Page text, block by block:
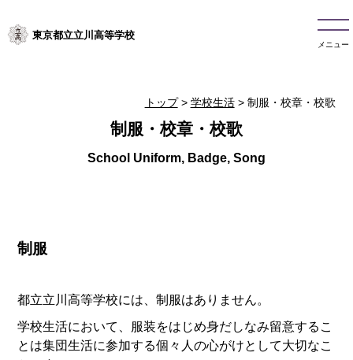
東京都立立川高等学校
メニュー
トップ> 学校生活> 制服・校章・校歌
制服・校章・校歌
制服
都立立川高等学校には、制服はありません。
学校生活において、服装をはじめ身だしなみ留意するこ
とは集団生活に参加する個々人の心がけとして大切なこ